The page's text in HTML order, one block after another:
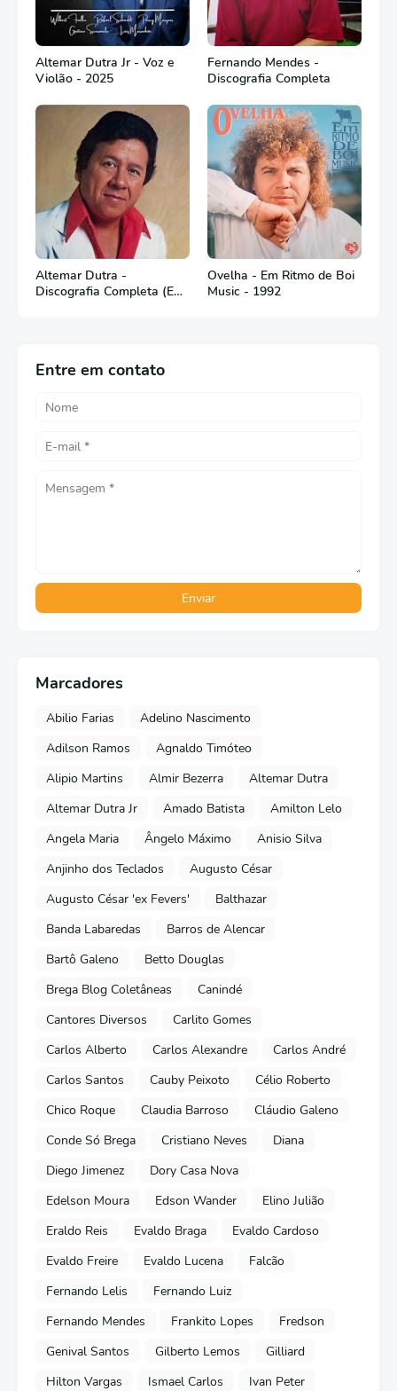
Altemar Dutra Jr - Voz e
Violão - 2025
Fernando Mendes -
Discografia Completa
Altemar Dutra -
Discografia Completa (Em
Ovelha - Em Ritmo de Boi
Music - 1992
Entre em contato
Marcadores
Abilio Farias
Adelino Nascimento
Adilson Ramos
Agnaldo Timóteo
Alipio Martins
Almir Bezerra
Altemar Dutra
Altemar Dutra Jr
Amado Batista
Amilton Lelo
Angela Maria
Ângelo Máximo
Anisio Silva
Anjinho dos Teclados
Augusto César
Augusto César 'ex Fevers'
Balthazar
Banda Labaredas
Barros de Alencar
Bartô Galeno
Betto Douglas
Brega Blog Coletâneas
Canindé
Cantores Diversos
Carlito Gomes
Carlos Alberto
Carlos Alexandre
Carlos André
Carlos Santos
Cauby Peixoto
Célio Roberto
Chico Roque
Claudia Barroso
Cláudio Galeno
Conde Só Brega
Cristiano Neves
Diana
Diego Jimenez
Dory Casa Nova
Edelson Moura
Edson Wander
Elino Julião
Eraldo Reis
Evaldo Braga
Evaldo Cardoso
Evaldo Freire
Evaldo Lucena
Falcão
Fernando Lelis
Fernando Luiz
Fernando Mendes
Frankito Lopes
Fredson
Genival Santos
Gilberto Lemos
Gilliard
Hilton Vargas
Ismael Carlos
Ivan Peter